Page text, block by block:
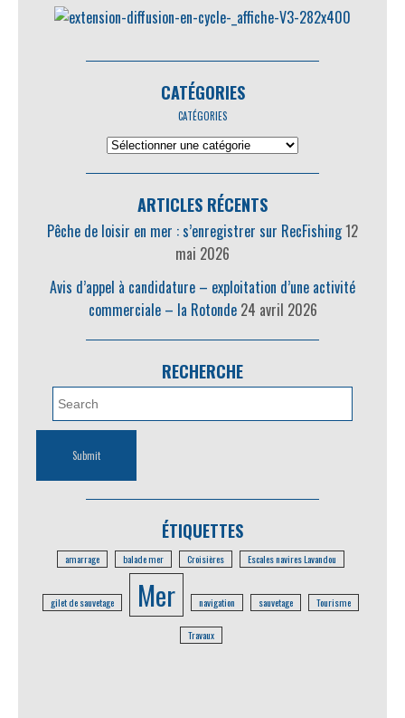
CATÉGORIES
CATÉGORIES
ARTICLES RÉCENTS
Pêche de loisir en mer : s’enregistrer sur RecFishing12
mai 2026
Avis d’appel à candidature – exploitation d’une activité
commerciale – la Rotonde 24 avril 2026
RECHERCHE
ÉTIQUETTES
amarrage balade mer Croisières Escales navires Lavandou
gilet de sauvetage Mer navigation sauvetage Tourisme
Travaux